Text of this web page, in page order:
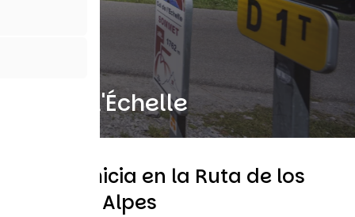
Col de l'Échelle
Una primicia en la Ruta de los
Grandes Alpes